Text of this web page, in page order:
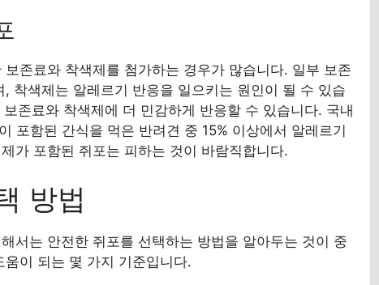
존료와 착색제를 첨가하는 경우가 많습니다. 일부 보존
착색제는 알레르기 반응을 일으키는 원인이 될 수 있습
존료와 착색제에 더 민감하게 반응할 수 있습니다. 국내
포함된 간식을 먹은 반려견 중 15% 이상에서 알레르기
가 포함된 쥐포는 피하는 것이 바람직합니다.
방법
서는 안전한 쥐포를 선택하는 방법을 알아두는 것이 중
이 되는 몇 가지 기준입니다.